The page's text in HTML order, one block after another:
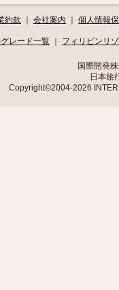
約款 会社案内 個人情報
レード一覧 フィリピンリ
国際開発
日本旅
Copyright©2004-2026